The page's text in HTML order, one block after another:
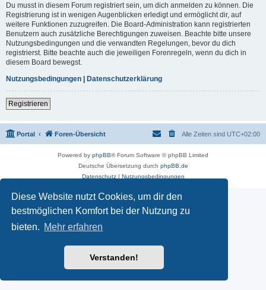
Diese Website nutzt Cookies, um dir den
bestmöglichen Komfort bei der Nutzung zu
bieten. Mehr erfahren
Verstanden!
Du musst in diesem Forum registriert sein, um dich anmelden zu können. Die
Registrierung ist in wenigen Augenblicken erledigt und ermöglicht dir, auf
weitere Funktionen zuzugreifen. Die Board-Administration kann registrierten
Benutzern auch zusätzliche Berechtigungen zuweisen. Beachte bitte unsere
Nutzungsbedingungen und die verwandten Regelungen, bevor du dich
registrierst. Bitte beachte auch die jeweiligen Forenregeln, wenn du dich in
diesem Board bewegst.
Nutzungsbedingungen | Datenschutzerklärung
Registrieren
Portal Foren-Übersicht Alle Zeiten sind UTC+02:00
Powered by phpBB® Forum Software © phpBB Limited
Deutsche Übersetzung durch phpBB.de
Datenschutz| Nutzungsbedingungen